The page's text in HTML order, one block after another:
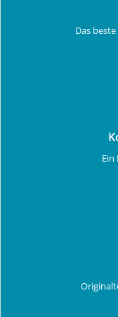
Das
Ein